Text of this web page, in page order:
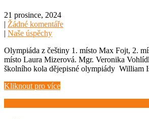
21 prosince, 2024
| Žádné komentáře
| Naše úspěchy
Olympiáda z češtiny 1. místo Max Fojt, 2.
místo Laura Mizerová. Mgr. Veronika
školního kola dějepisné olympiády William
Kliknout pro více